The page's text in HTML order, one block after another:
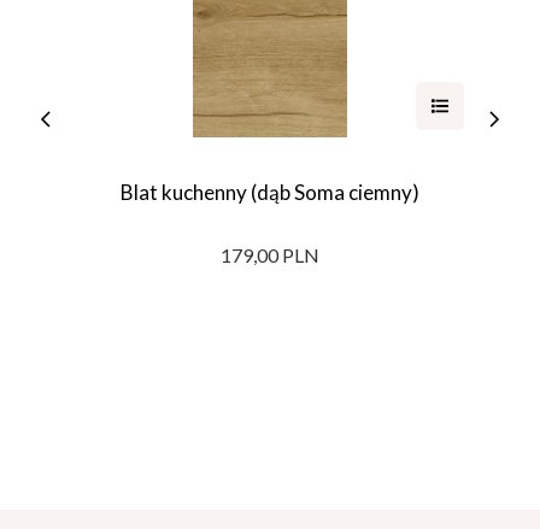
Blat kuchenny (dąb Soma ciemny)
179,00 PLN